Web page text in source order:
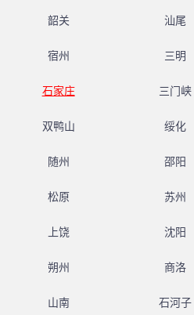
韶关 汕尾
宿州 三明
石家庄 三门峡
双鸭山 绥化
随州 邵阳
松原 苏州
上饶 沈阳
朔州 商洛
山南 石河子